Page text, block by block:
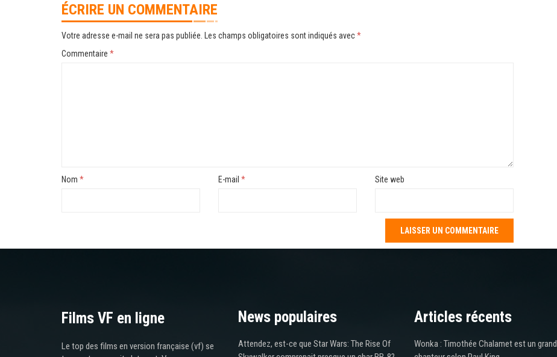
ÉCRIRE UN COMMENTAIRE
Votre adresse e-mail ne sera pas publiée. Les champs obligatoires sont indiqués avec*
Commentaire *
Nom * E-mail * Site web
Films VF en ligne
Le top des films en version française (vf) se
News populaires
Attendez, est-ce que Star Wars: The Rise Of
Articles récents
Wonka : Timothée Chalamet est un grand